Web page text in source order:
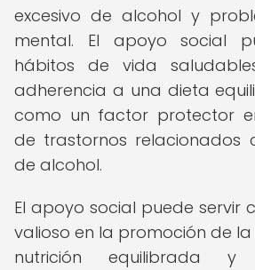
excesivo de alcohol y
mental. El apoyo social
hábitos de vida
adherencia a una dieta
como un factor protector
de trastornos relacionados
de alcohol.
El apoyo social puede servir
valioso en la promoción de
nutrición equilibrada y